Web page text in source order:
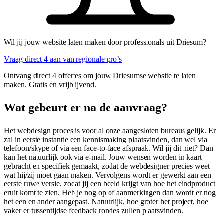
Wil jij jouw website laten maken door professionals uit Driesum?
Vraag direct 4 aan van regionale pro’s
Ontvang direct 4 offertes om jouw Driesumse website te laten
maken. Gratis en vrijblijvend.
Wat gebeurt er na de aanvraag?
Het webdesign proces is voor al onze aangesloten bureaus gelijk. Er
zal in eerste instantie een kennismaking plaatsvinden, dan wel via
telefoon/skype of via een face-to-face afspraak. Wil jij dit niet? Dan
kan het natuurlijk ook via e-mail. Jouw wensen worden in kaart
gebracht en specifiek gemaakt, zodat de webdesigner precies weet
wat hij/zij moet gaan maken. Vervolgens wordt er gewerkt aan een
eerste ruwe versie, zodat jij een beeld krijgt van hoe het eindproduct
eruit komt te zien. Heb je nog op of aanmerkingen dan wordt er nog
het een en ander aangepast. Natuurlijk, hoe groter het project, hoe
vaker er tussentijdse feedback rondes zullen plaatsvinden.